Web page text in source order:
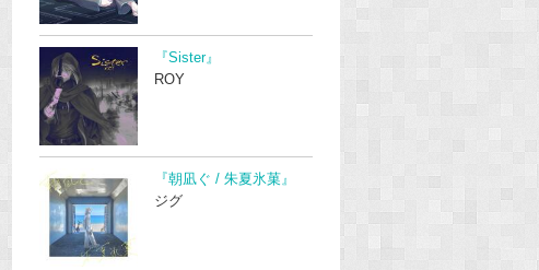
『Sister』
ROY
『朝凪ぐ / 朱夏氷菓』
ジグ